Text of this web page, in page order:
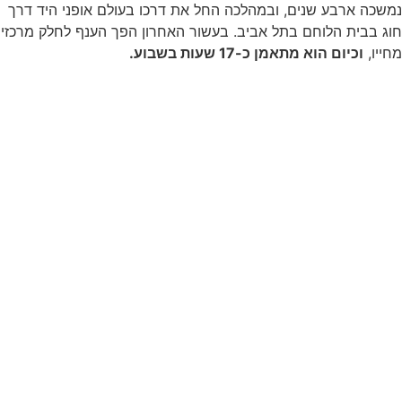
נמשכה ארבע שנים, ובמהלכה החל את דרכו בעולם אופני היד דרך
חוג בבית הלוחם בתל אביב. בעשור האחרון הפך הענף לחלק מרכזי
מחייו, וכיום הוא מתאמן כ-17 שעות בשבוע.